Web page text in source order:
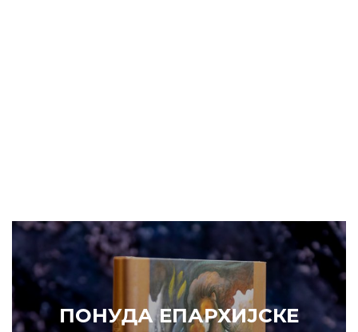
ПОНУДА ЕПАРХИЈСКЕ
РАДИОНИЦЕ
КУПИТЕ